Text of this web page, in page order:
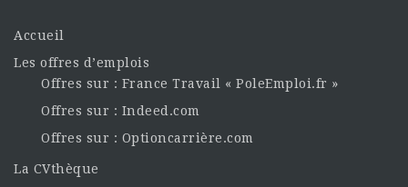
Accueil
Les offres d’emplois
Offres sur : France Travail « PoleEmploi.fr »
Offres sur : Indeed.com
Offres sur : Optioncarrière.com
La CVthèque